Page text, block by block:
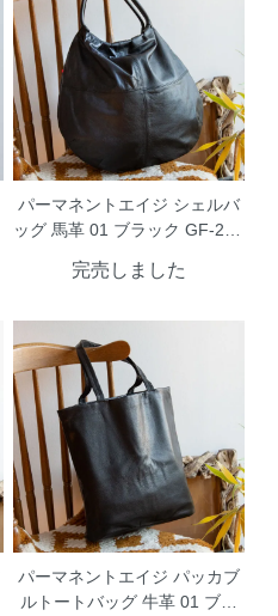
パーマネントエイジ シェルバ
ッグ 馬革 01 ブラック GF-200
5BK PermanentAge
完売しました
パーマネントエイジ パッカブ
ルトートバッグ 牛革 01 ブラ